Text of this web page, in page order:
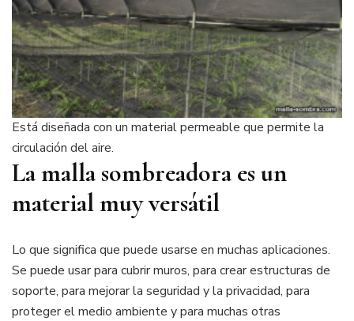
Está diseñada con un material permeable que permite la
circulación del aire.
La malla sombreadora es un
material muy versátil
Lo que significa que puede usarse en muchas aplicaciones.
Se puede usar para cubrir muros, para crear estructuras de
soporte, para mejorar la seguridad y la privacidad, para
proteger el medio ambiente y para muchas otras